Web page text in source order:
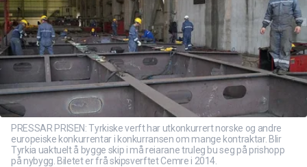
PRESSAR PRISEN: Tyrkiske verft har utkonkurrert norske og andre
europeiske konkurrentar i konkurransen om mange kontraktar. Blir
Tyrkia uaktuelt å bygge skip i må reiarane truleg bu seg på prishopp
på nybygg. Biletet er frå skipsverftet Cemre i 2014.